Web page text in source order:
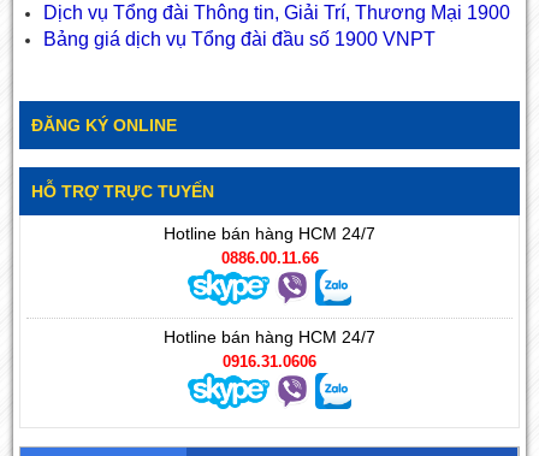
Dịch vụ Tổng đài Thông tin, Giải Trí, Thương Mại 1900
Bảng giá dịch vụ Tổng đài đầu số 1900 VNPT
ĐĂNG KÝ ONLINE
HỖ TRỢ TRỰC TUYẾN
Hotline bán hàng HCM 24/7
0886.00.11.66
Hotline bán hàng HCM 24/7
0916.31.0606